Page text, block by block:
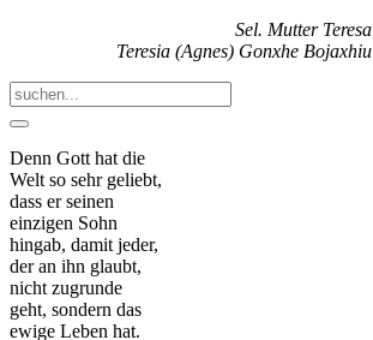
Sel. Mutter Teresa
Teresia (Agnes) Gonxhe Bojaxhiu
Denn Gott hat die
Welt so sehr geliebt,
dass er seinen
einzigen Sohn
hingab, damit jeder,
der an ihn glaubt,
nicht zugrunde
geht, sondern das
ewige Leben hat.